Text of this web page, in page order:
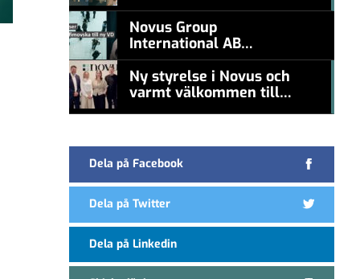
Novus Group
International AB
appoints Ana
Serafimovska as new
CEO
Ny styrelse i Novus och
varmt välkommen till
Carl Piva
Dela på Facebook
Dela på Twitter
Dela på Linkedin